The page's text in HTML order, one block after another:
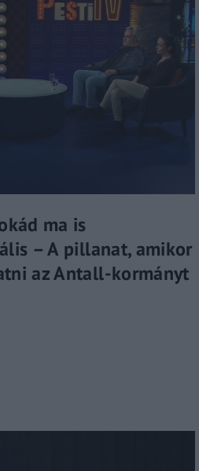
ma is
– A pillanat, amikor
az Antall-kormányt